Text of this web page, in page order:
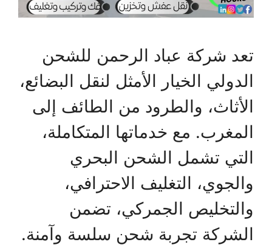
تعد شركة عباد الرحمن للشحن
الدولي الخيار الأمثل لنقل البضائع،
الأثاث، والطرود من الطائف إلى
المغرب. مع خدماتها المتكاملة،
التي تشمل الشحن البحري
والجوي، التغليف الاحترافي،
والتخليص الجمركي، تضمن
الشركة تجربة شحن سلسة وآمنة.